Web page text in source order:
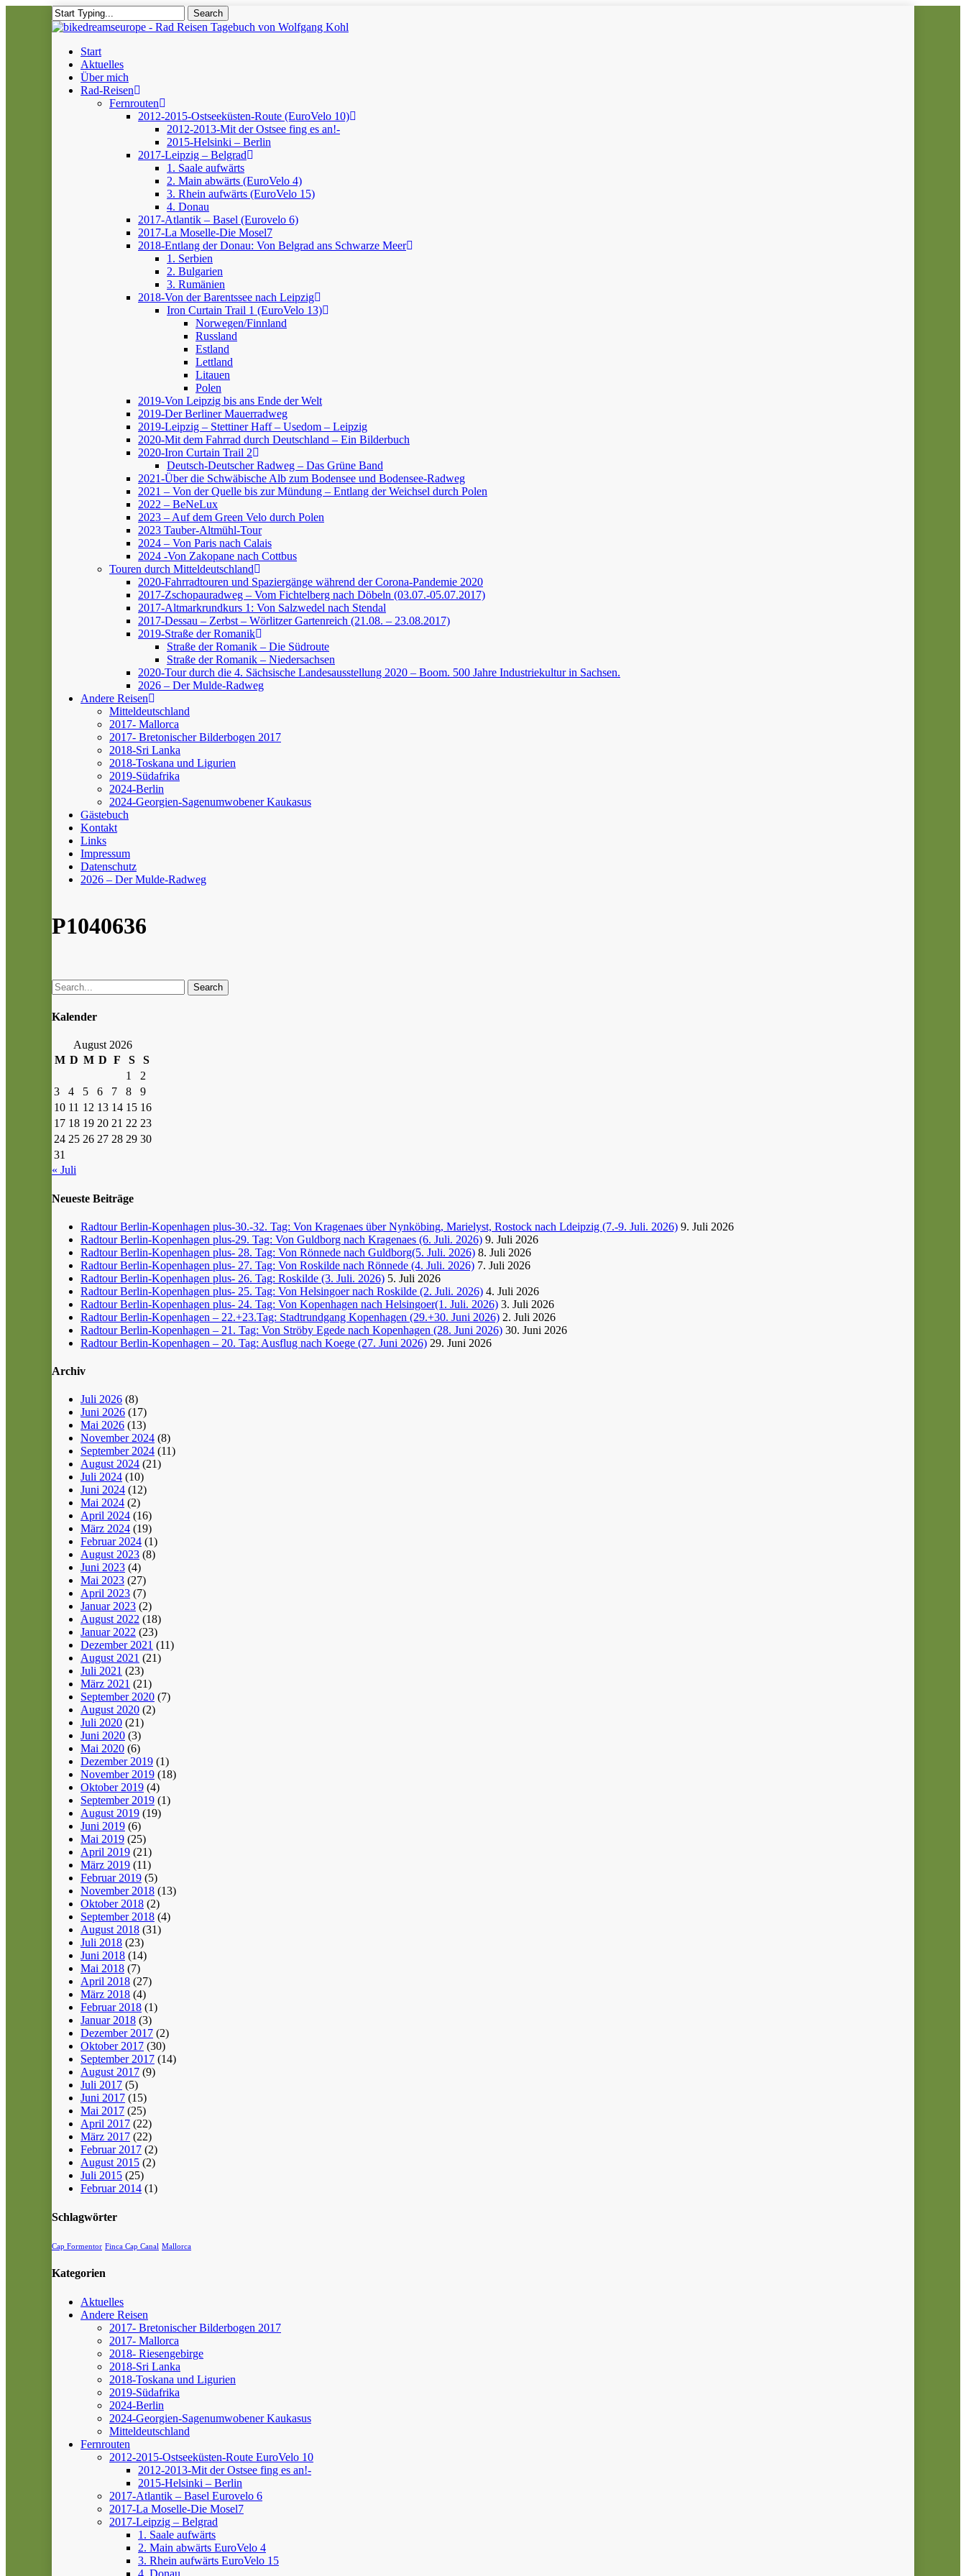
Search
Close
Menu
Start
Aktuelles
Über mich
Rad-Reisen
Fernrouten
2012-2015-Ostseeküsten-Route (EuroVelo 10)
2012-2013-Mit der Ostsee fing es an!-
2015-Helsinki – Berlin
2017-Leipzig – Belgrad
1. Saale aufwärts
2. Main abwärts (EuroVelo 4)
3. Rhein aufwärts (EuroVelo 15)
4. Donau
2017-Atlantik – Basel (Eurovelo 6)
2017-La Moselle-Die Mosel7
2018-Entlang der Donau: Von Belgrad ans Schwarze Meer
1. Serbien
2. Bulgarien
3. Rumänien
2018-Von der Barentssee nach Leipzig
Iron Curtain Trail 1 (EuroVelo 13)
Norwegen/Finnland
Russland
Estland
Lettland
Litauen
Polen
2019-Von Leipzig bis ans Ende der Welt
2019-Der Berliner Mauerradweg
2019-Leipzig – Stettiner Haff – Usedom – Leipzig
2020-Mit dem Fahrrad durch Deutschland – Ein Bilderbuch
2020-Iron Curtain Trail 2
Deutsch-Deutscher Radweg – Das Grüne Band
2021-Über die Schwäbische Alb zum Bodensee und Bodensee-Radweg
2021 – Von der Quelle bis zur Mündung – Entlang der Weichsel durch Polen
2022 – BeNeLux
2023 – Auf dem Green Velo durch Polen
2023 Tauber-Altmühl-Tour
2024 – Von Paris nach Calais
2024 -Von Zakopane nach Cottbus
Touren durch Mitteldeutschland
2020-Fahrradtouren und Spaziergänge während der Corona-Pandemie 2020
2017-Zschopauradweg – Vom Fichtelberg nach Döbeln (03.07.-05.07.2017)
2017-Altmarkrundkurs 1: Von Salzwedel nach Stendal
2017-Dessau – Zerbst – Wörlitzer Gartenreich (21.08. – 23.08.2017)
2019-Straße der Romanik
Straße der Romanik – Die Südroute
Straße der Romanik – Niedersachsen
2020-Tour durch die 4. Sächsische Landesausstellung 2020 – Boom. 500 Jahre Industriekultur in Sachsen.
2026 – Der Mulde-Radweg
Andere Reisen
Mitteldeutschland
2017- Mallorca
2017- Bretonischer Bilderbogen 2017
2018-Sri Lanka
2018-Toskana und Ligurien
2019-Südafrika
2024-Berlin
2024-Georgien-Sagenumwobener Kaukasus
Gästebuch
Kontakt
Links
Impressum
Datenschutz
2026 – Der Mulde-Radweg
P1040636
Search
Kalender
August 2026
M D M D F S
S
1
2
3
4 5 6 7 8
9
10 11 12 13 14 15 16
17 18 19 20 21 22 23
24 25 26 27 28 29 30
31
« Juli
Neueste Beiträge
Radtour Berlin-Kopenhagen plus-30.-32. Tag: Von Kragenaes über Nynköbing, Marielyst, Rostock nach Ldeipzig (7.-9. Juli. 2026) 9. Juli 2026
Radtour Berlin-Kopenhagen plus-29. Tag: Von Guldborg nach Kragenaes (6. Juli. 2026) 9. Juli 2026
Radtour Berlin-Kopenhagen plus- 28. Tag: Von Rönnede nach Guldborg(5. Juli. 2026) 8. Juli 2026
Radtour Berlin-Kopenhagen plus- 27. Tag: Von Roskilde nach Rönnede (4. Juli. 2026) 7. Juli 2026
Radtour Berlin-Kopenhagen plus- 26. Tag: Roskilde (3. Juli. 2026) 5. Juli 2026
Radtour Berlin-Kopenhagen plus- 25. Tag: Von Helsingoer nach Roskilde (2. Juli. 2026) 4. Juli 2026
Radtour Berlin-Kopenhagen plus- 24. Tag: Von Kopenhagen nach Helsingoer(1. Juli. 2026) 3. Juli 2026
Radtour Berlin-Kopenhagen – 22.+23.Tag: Stadtrundgang Kopenhagen (29.+30. Juni 2026) 2. Juli 2026
Radtour Berlin-Kopenhagen – 21. Tag: Von Ströby Egede nach Kopenhagen (28. Juni 2026) 30. Juni 2026
Radtour Berlin-Kopenhagen – 20. Tag: Ausflug nach Koege (27. Juni 2026) 29. Juni 2026
Archiv
Juli 2026 (8)
Juni 2026 (17)
Mai 2026 (13)
November 2024 (8)
September 2024 (11)
August 2024 (21)
Juli 2024 (10)
Juni 2024 (12)
Mai 2024 (2)
April 2024 (16)
März 2024 (19)
Februar 2024 (1)
August 2023 (8)
Juni 2023 (4)
Mai 2023 (27)
April 2023 (7)
Januar 2023 (2)
August 2022 (18)
Januar 2022 (23)
Dezember 2021 (11)
August 2021 (21)
Juli 2021 (23)
März 2021 (21)
September 2020 (7)
August 2020 (2)
Juli 2020 (21)
Juni 2020 (3)
Mai 2020 (6)
Dezember 2019 (1)
November 2019 (18)
Oktober 2019 (4)
September 2019 (1)
August 2019 (19)
Juni 2019 (6)
Mai 2019 (25)
April 2019 (21)
März 2019 (11)
Februar 2019 (5)
November 2018 (13)
Oktober 2018 (2)
September 2018 (4)
August 2018 (31)
Juli 2018 (23)
Juni 2018 (14)
Mai 2018 (7)
April 2018 (27)
März 2018 (4)
Februar 2018 (1)
Januar 2018 (3)
Dezember 2017 (2)
Oktober 2017 (30)
September 2017 (14)
August 2017 (9)
Juli 2017 (5)
Juni 2017 (15)
Mai 2017 (25)
April 2017 (22)
März 2017 (22)
Februar 2017 (2)
August 2015 (2)
Juli 2015 (25)
Februar 2014 (1)
Schlagwörter
Cap Formentor Finca Cap Canal Mallorca
Kategorien
Aktuelles
Andere Reisen
2017- Bretonischer Bilderbogen 2017
2017- Mallorca
2018- Riesengebirge
2018-Sri Lanka
2018-Toskana und Ligurien
2019-Südafrika
2024-Berlin
2024-Georgien-Sagenumwobener Kaukasus
Mitteldeutschland
Fernrouten
2012-2015-Ostseeküsten-Route EuroVelo 10
2012-2013-Mit der Ostsee fing es an!-
2015-Helsinki – Berlin
2017-Atlantik – Basel Eurovelo 6
2017-La Moselle-Die Mosel7
2017-Leipzig – Belgrad
1. Saale aufwärts
2. Main abwärts EuroVelo 4
3. Rhein aufwärts EuroVelo 15
4. Donau